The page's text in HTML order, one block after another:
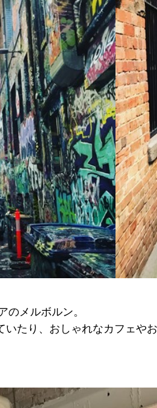
のメルボルン。
たり、おしゃれなカフェや